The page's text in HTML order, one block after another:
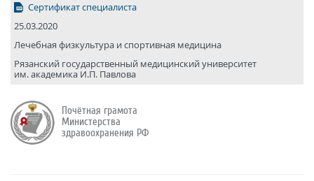
Сертификат специалиста
25.03.2020
Лечебная физкультура и спортивная медицина
Рязанский государствен­ный медицин­ский универси­тет
им. академика И.П. Павлова
Почётная грамота
Министерства
здраво­охранения РФ